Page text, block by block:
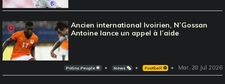
Ancien international Ivoirien, N’Gossan
Antoine lance un appel à l’aide
Potins People 🌟 News 🗞️ Football ⚽️ Mar, 28 Jul 2026